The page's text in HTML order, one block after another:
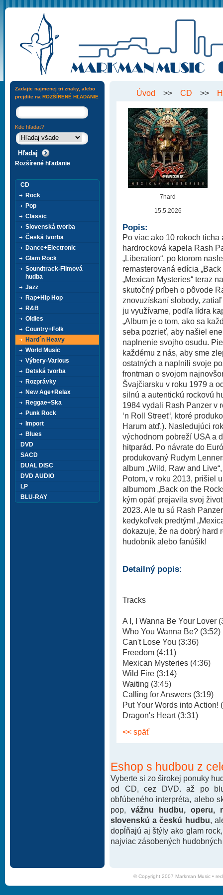
Úvod >> CD >>
7hard
15.5.2026
Popis:
Po viac ako 10 rokoch
hardrocková kapela Rash
„Liberation“, po ktorom
remasterovaná edícia
„Mexican Mysteries“ teraz
skutočný príbeh o pôvode
znovuzískaní slobody, zatiaľ
ju využívame, podľa lídra
„Album je o tom, ako sa
seba pozrieť, aby našiel
naplnenie svojho osudu.
každému z nás, aby sme
ostatných a naplnili svoje
frontman o svojom
Švajčiarsku v roku 1979 a
silnú a autentickú rockovú
1984 vydali Rash Panzer v
‘n Roll Street“, ktoré
Harum atď.). Nasledujúci
východnom pobreží USA a
hitparád. Po návrate do
produkovaný Rudym
album „Wild, Raw and
Potom, v roku 2013, prišiel
albumom „Back on the
kým opäť prejavila svoj
2023. Ale tu sú Rash
kedykoľvek predtým!
dokazuje, že na dobrý hard
hudobník alebo fanúšik!
Detailný popis:
Tracks
A I, I Wanna Be Your Lover
Who You Wanna Be? (3:52)
Can't Lose You (3:36)
Freedom (4:11)
Mexican Mysteries (4:36)
Wild Fire (3:14)
Waiting (3:45)
Calling for Answers (3:19)
Put Your Words into Action!
Dragon's Heart (3:31)
<< späť
Eshop s hudbou z
Vyberte si zo širokej ponuky
od CD, cez DVD. až po
obľúbeného interpréta, alebo
pop, vážnu hudbu, operu,
slovenskú a českú hudbu ,
dopĺňajú aj štýly ako glam
najviac zásobených
Zadajte najmenej tri znaky, alebo
prejdite na ROZŠÍRENÉ HĽADANIE
Kde hľadať?
Rozšírené hľadanie
CD
Rock
Pop
Classic
Slovenská tvorba
Česká tvorba
Dance+Electronic
Glam Rock
Soundtrack-Filmová
hudba
Jazz
Rap+Hip Hop
R&B
Oldies
Country+Folk
Hard´n Heavy
World Music
Výbery-Various
Detská tvorba
Rozprávky
New Age+Relax
Reggae+Ska
Punk Rock
Import
Blues
DVD
SACD
DUAL DISC
DVD AUDIO
LP
BLU-RAY
© Copyright 2007 Markman Music •